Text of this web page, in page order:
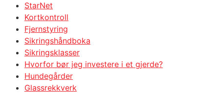
StarNet
Kortkontroll
Fjernstyring
Sikringshåndboka
Sikringsklasser
Hvorfor bør jeg investere i et gjerde?
Hundegårder
Glassrekkverk